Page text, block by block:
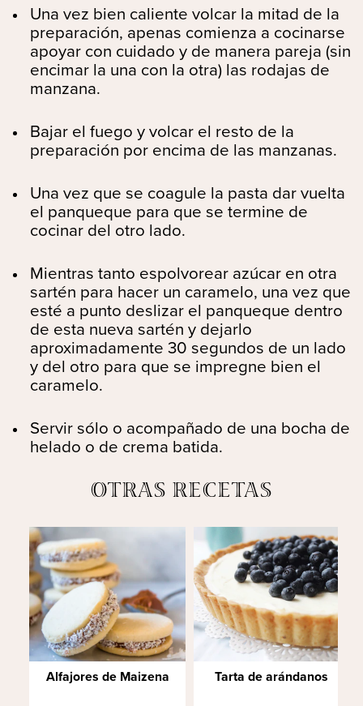
Una vez bien caliente volcar la mitad de la
preparación, apenas comienza a cocinarse
apoyar con cuidado y de manera pareja (sin
encimar la una con la otra) las rodajas de
manzana.
Bajar el fuego y volcar el resto de la
preparación por encima de las manzanas.
Una vez que se coagule la pasta dar vuelta
el panqueque para que se termine de
cocinar del otro lado.
Mientras tanto espolvorear azúcar en otra
sartén para hacer un caramelo, una vez que
esté a punto deslizar el panqueque dentro
de esta nueva sartén y dejarlo
aproximadamente 30 segundos de un lado
y del otro para que se impregne bien el
caramelo.
Servir sólo o acompañado de una bocha de
helado o de crema batida.
OTRAS RECETAS
Alfajores de Maizena Tarta de arándanos